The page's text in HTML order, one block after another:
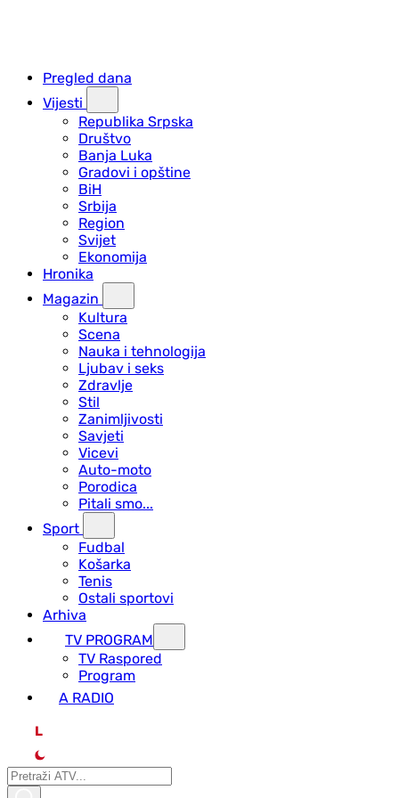
Pregled dana
Vijesti
Republika Srpska
Društvo
Banja Luka
Gradovi i opštine
BiH
Srbija
Region
Svijet
Ekonomija
Hronika
Magazin
Kultura
Scena
Nauka i tehnologija
Ljubav i seks
Zdravlje
Stil
Zanimljivosti
Savjeti
Vicevi
Auto-moto
Porodica
Pitali smo...
Sport
Fudbal
Košarka
Tenis
Ostali sportovi
Arhiva
TV PROGRAM
ТV Raspored
Program
A RADIO
L